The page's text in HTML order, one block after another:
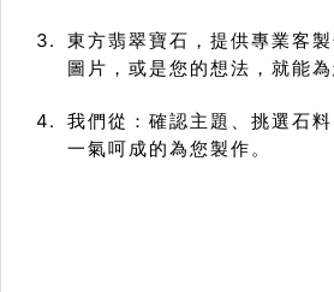
東方翡翠寶石，提供專業客
圖片，或是您的想法，就能為
我們從：確認主題、挑選石
一氣呵成的為您製作。